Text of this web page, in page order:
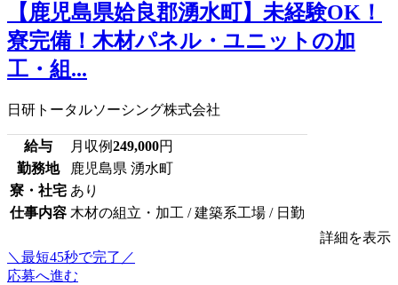
【鹿児島県姶良郡湧水町】未経験OK！
寮完備！木材パネル・ユニットの加
工・組...
日研トータルソーシング株式会社
給与 月収例249,000円
勤務地
鹿児島県 湧水町
寮・社宅 あり
仕事内容 木材の組立・加工 / 建築系工場 / 日勤
詳細を表示
＼最短45秒で完了／
応募へ進む